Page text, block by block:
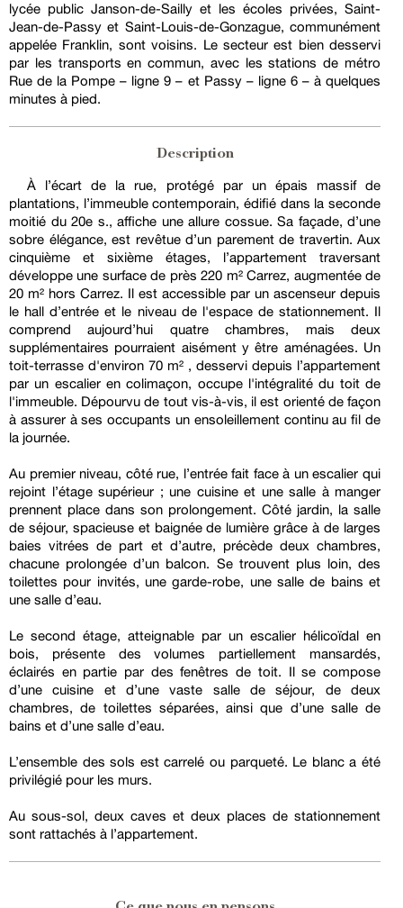
lycée public Janson-de-Sailly et les écoles privées, Saint-
Jean-de-Passy et Saint-Louis-de-Gonzague, communément
appelée Franklin, sont voisins. Le secteur est bien desservi
par les transports en commun, avec les stations de métro
Rue de la Pompe – ligne 9 – et Passy – ligne 6 – à quelques
minutes à pied.
Description
À l’écart de la rue, protégé par un épais massif de
plantations, l’immeuble contemporain, édifié dans la seconde
moitié du 20e s., affiche une allure cossue. Sa façade, d’une
sobre élégance, est revêtue d’un parement de travertin. Aux
cinquième et sixième étages, l’appartement traversant
développe une surface de près 220 m² Carrez, augmentée de
20 m² hors Carrez. Il est accessible par un ascenseur depuis
le hall d’entrée et le niveau de l'espace de stationnement. Il
comprend aujourd’hui quatre chambres, mais deux
supplémentaires pourraient aisément y être aménagées. Un
toit-terrasse d'environ 70 m² , desservi depuis l’appartement
par un escalier en colimaçon, occupe l'intégralité du toit de
l'immeuble. Dépourvu de tout vis-à-vis, il est orienté de façon
à assurer à ses occupants un ensoleillement continu au fil de
la journée.
Au premier niveau, côté rue, l’entrée fait face à un escalier qui
rejoint l’étage supérieur ; une cuisine et une salle à manger
prennent place dans son prolongement. Côté jardin, la salle
de séjour, spacieuse et baignée de lumière grâce à de larges
baies vitrées de part et d’autre, précède deux chambres,
chacune prolongée d’un balcon. Se trouvent plus loin, des
toilettes pour invités, une garde-robe, une salle de bains et
une salle d’eau.
Le second étage, atteignable par un escalier hélicoïdal en
bois, présente des volumes partiellement mansardés,
éclairés en partie par des fenêtres de toit. Il se compose
d’une cuisine et d’une vaste salle de séjour, de deux
chambres, de toilettes séparées, ainsi que d’une salle de
bains et d’une salle d’eau.
L’ensemble des sols est carrelé ou parqueté. Le blanc a été
privilégié pour les murs.
Au sous-sol, deux caves et deux places de stationnement
sont rattachés à l’appartement.